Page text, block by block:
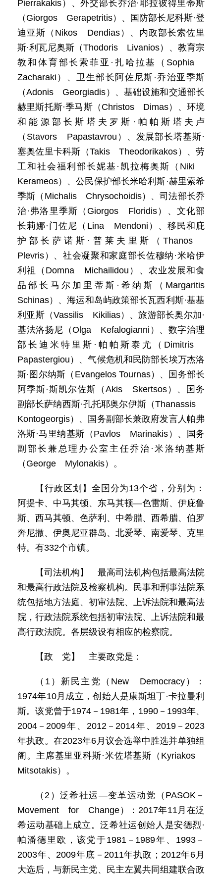
Pierrakakis）、外交部长乔治·耶拉彼得里蒂斯
（Giorgos Gerapetritis）、国防部长尼科斯·登
迪亚斯（Nikos Dendias）、内政部长索佐里
斯·利瓦尼奥斯（Thodoris Livanios）、教育宗
教和体育部长索菲亚·扎哈拉基（Sophia
Zacharaki）、卫生部长阿佐尼斯·乔治亚季斯
（Adonis Georgiadis）、基础设施和交通部长
赫里斯托斯·季马斯（Christos Dimas）、环境
和能源部长斯塔夫罗斯·帕帕斯塔夫卢
（Stavors Papastavrou）、发展部长塔基斯·
塞奥佐里卡科斯（Takis Theodorikakos）、劳
工和社会福利部长妮基·凯拉梅奥斯（Niki
Kerameos）、公民保护部长米哈利斯·赫里索希
季斯（Michalis Chrysochoidis）、司法部长乔
治·弗洛里季斯（Giorgos Floridis）、文化部
长莉娜·门佐尼（Lina Mendoni）、移民和庇
护部长萨诺斯·普莱夫里斯（Thanos
Plevris）、社会凝聚和家庭部长佐穆纳·米哈伊
利祖（Domna Michailidou）、农业发展和食
品部长马尔加里蒂斯·希纳斯（Margaritis
Schinas）、海运和岛屿政策部长瓦西利斯·基基
利亚斯（Vassilis Kikilias）、旅游部长奥尔加·
基法洛扬尼（Olga Kefalogianni）、数字治理
部长迪米特里斯·帕帕斯泰尤（Dimitris
Papastergiou）、气候危机和民防部长埃万杰洛
斯·图尔纳斯（Evangelos Tournas）、国务部长
阿季斯·斯凯尔佐斯（Akis Skertsos）、国务
副部长萨纳西斯·孔托耶奥尔伊斯（Thanassis
Kontogeorgis）、国务副部长兼政府发言人帕弗
洛斯·马里纳基斯（Pavlos Marinakis）、国务
副部长兼总理办公室主任乔治·米洛纳基斯
（George Mylonakis）。
【行政区划】全国分为13个省，分别为：
阿提卡、中马其顿、东马其顿—色雷斯、伊庇鲁
斯、西马其顿、色萨利、中希腊、西希腊、伯罗
奔尼撒、伊奥尼亚群岛、北爱琴、南爱琴、克里
特。有332个市镇。
【司法机构】 最高司法机构包括最高法院
和最高行政法院及检察机构。民事和刑事法院系
统包括地方法庭、初审法院、上诉法院和最高法
院，行政法院系统包括初审法院、上诉法院和最
高行政法院。各层级设有相应的检察院。
【政 党】 主要政党是：
（1）新民主党（New Democracy）：
1974年10月成立，创始人是康斯坦丁·卡拉曼利
斯。该党曾于1974－1981年，1990－1993年、
2004－2009年、2012－2014年、2019－2023
年执政。在2023年6月议会选举中胜选并单独组
阁。主席基里亚科斯·米佐塔基斯（Kyriakos
Mitsotakis）。
（2）泛希社运—变革运动党（PASOK－
Movement for Change）：2017年11月在泛
希运动基础上成立。泛希社运创始人是安德烈·
帕潘德里欧，该党于1981－1989年、1993－
2003年、2009年底－2011年执政；2012年6月
大选后，与新民主党、民主左翼共同组建联合政